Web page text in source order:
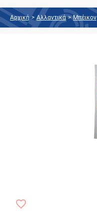
Αρχική > Αλλαντικά > Μπέικον